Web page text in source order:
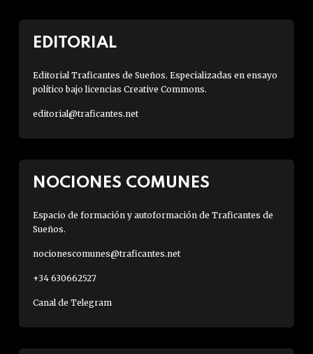
EDITORIAL
Editorial Traficantes de Sueños. Especializadas en ensayo
político bajo licencias Creative Commons.
editorial@traficantes.net
NOCIONES COMUNES
Espacio de formación y autoformación de Traficantes de
Sueños.
nocionescomunes@traficantes.net
+34 630662527
Canal de Telegram